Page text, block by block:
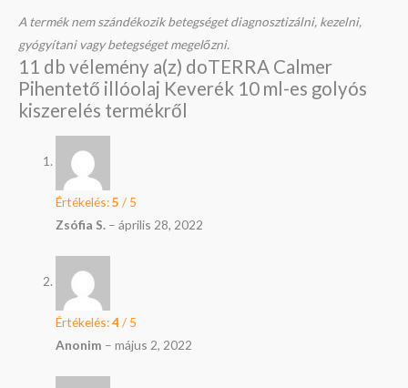
A termék nem szándékozik betegséget diagnosztizálni, kezelni,
gyógyítani vagy betegséget megelőzni.
11 db vélemény a(z) doTERRA Calmer
Pihentető illóolaj Keverék 10 ml-es golyós
kiszerelés termékről
Értékelés:5 / 5
Zsófia S. – április 28, 2022
Értékelés:4/ 5
Anonim – május 2, 2022